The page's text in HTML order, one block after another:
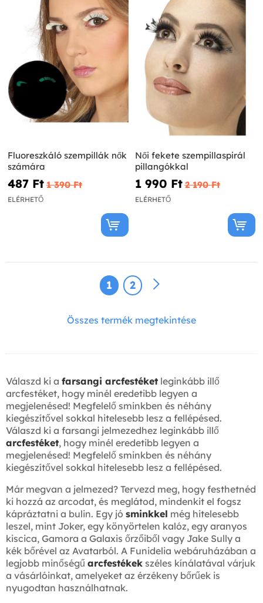
Fluoreszkáló szempillák nők
számára
487 Ft‎ 1 390 Ft‎
ELÉRHETŐ
Női fekete szempillaspirál
pillangókkal
1 990 Ft‎ 2 190 Ft‎
ELÉRHETŐ
1 2
Összes termék megtekintése
Válaszd ki a farsangi arcfestéket leginkább illő
arcfestéket, hogy minél eredetibb legyen a
megjelenésed! Megfelelő sminkben és néhány
kiegészítővel sokkal hitelesebb lesz a fellépésed.
Válaszd ki a farsangi jelmezedhez leginkább illő
arcfestéket, hogy minél eredetibb legyen a
megjelenésed! Megfelelő sminkben és néhány
kiegészítővel sokkal hitelesebb lesz a fellépésed.
Már megvan a jelmezed? Tervezd meg, hogy festhetnéd
ki hozzá az arcodat, és meglátod, mindenkit el fogsz
kápráztatni a bulin. Egy jó sminkkel még hitelesebb
leszel, mint Joker, egy könyörtelen kalóz, egy aranyos
kiscica, Gamora a Galaxis őrzőiből vagy Jake Sully a
kék bőrével az Avatarból. A Funidelia webáruházában a
legjobb minőségű arcfestékek széles kínálatával várjuk
a vásárlóinkat, amelyeket az érzékeny bőrűek is
nyugodtan használhatnak.